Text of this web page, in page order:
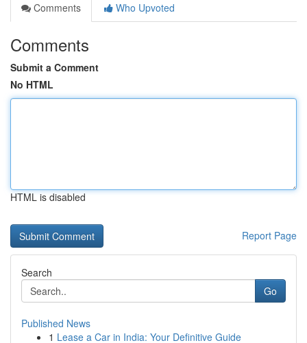
Comments
Who Upvoted
Comments
Submit a Comment
No HTML
HTML is disabled
Report Page
Search
Go
Published News
1 Lease a Car in India: Your Definitive Guide